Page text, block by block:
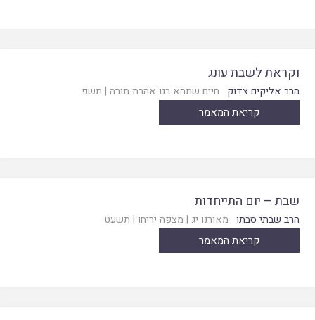
וקראת לשבת עונג
הרב אליקים צדוק חיים שתהא בנו אהבת תורה | תשפ
קריאת המאמר
שבת – יום התייחדות
הרב שבתי סבתו מאורנו יג | מצפה יריחו | תשעט
קריאת המאמר